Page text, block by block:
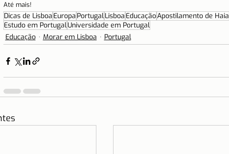
Até mais!
Dicas de Lisboa Europa PortugalLisboa EducaçãoApostilamento de Haia
Estudo em PortugalUniversidade em Portugal
Educação
Morar em Lisboa Portugal